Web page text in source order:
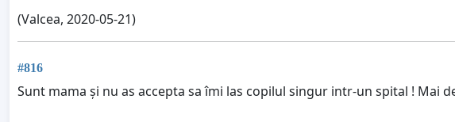
(Valcea, 2020-05-21)
#816
Sunt mama și nu as accepta sa îmi las copilul singur intr-un spital ! Mai